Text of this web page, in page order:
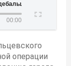
котла
00:00
операции